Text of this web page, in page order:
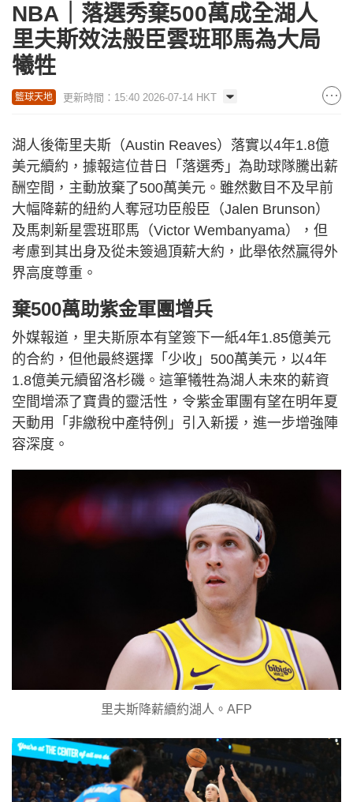
NBA｜落選秀棄500萬成全湖人
里夫斯效法般臣雲班耶馬為大局
犧牲
籃球天地 更新時間：15:40 2026-07-14 HKT
湖人後衛里夫斯（Austin Reaves）落實以4年1.8億
美元續約，據報這位昔日「落選秀」為助球隊騰出薪
酬空間，主動放棄了500萬美元。雖然數目不及早前
大幅降薪的紐約人奪冠功臣般臣（Jalen Brunson）
及馬刺新星雲班耶馬（Victor Wembanyama），但
考慮到其出身及從未簽過頂薪大約，此舉依然贏得外
界高度尊重。
棄500萬助紫金軍團增兵
外媒報道，里夫斯原本有望簽下一紙4年1.85億美元
的合約，但他最終選擇「少收」500萬美元，以4年
1.8億美元續留洛杉磯。這筆犧牲為湖人未來的薪資
空間增添了寶貴的靈活性，令紫金軍團有望在明年夏
天動用「非繳稅中產特例」引入新援，進一步增強陣
容深度。
里夫斯降薪續約湖人。AFP